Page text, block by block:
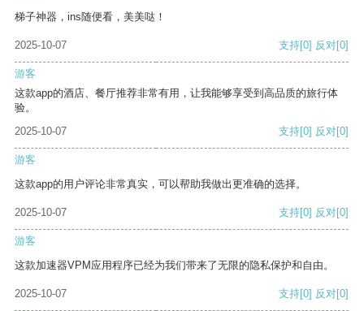
梯子神器，ins随便看，美美哒！
2025-10-07 支持[0] 反对[0]
游客
这款app的酒店、餐厅推荐非常有用，让我能够享受到高品质的旅行体
验。
2025-10-07
支持[0] 反对[0]
游客
这款app的用户评论非常真实，可以帮助我做出更准确的选择。
2025-10-07 支持[0] 反对[0]
游客
这款加速器VPM应用程序已经为我们带来了无限的隐私保护和自由。
2025-10-07 支持[0] 反对[0]